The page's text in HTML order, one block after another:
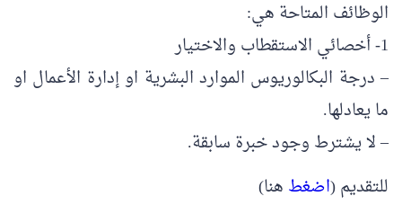
الوظائف المتاحة هي:
1- أخصائي الاستقطاب والاختيار
– درجة البكالوريوس الموارد البشرية او إدارة الأعمال او
ما يعادلها.
– لا يشترط وجود خبرة سابقة.
للتقديم (اضغط هنا)